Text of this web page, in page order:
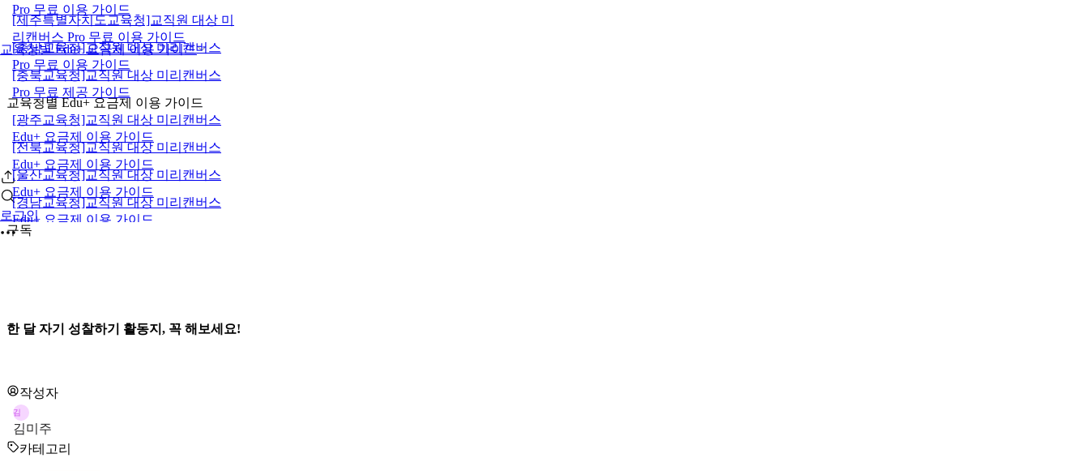
교육청별 Edu+ 요금제 이용 가이드
로그인
Pro 무료 이용 가이드
[제주특별자치도교육청]교직원 대상 미
리캔버스 Pro 무료 이용 가이드
[충남교육청]교직원 대상 미리캔버스
Pro 무료 이용 가이드
[충북교육청]교직원 대상 미리캔버스
Pro 무료 제공 가이드
교육청별 Edu+ 요금제 이용 가이드
[광주교육청]교직원 대상 미리캔버스
Edu+ 요금제 이용 가이드
[전북교육청]교직원 대상 미리캔버스
Edu+ 요금제 이용 가이드
[울산교육청]교직원 대상 미리캔버스
Edu+ 요금제 이용 가이드
[경남교육청]교직원 대상 미리캔버스
Edu+ 요금제 이용 가이드
구독
한 달 자기 성찰하기 활동지, 꼭 해보세요!
작성자
김
김미주
카테고리